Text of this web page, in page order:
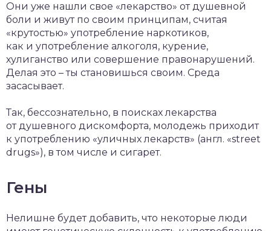
Они уже нашли свое «лекарство» от душевной
боли и живут по своим принципам, считая
«крутостью» употребление наркотиков,
как и употребление алкоголя, курение,
хулиганство или совершение правонарушений.
Делая это – ты становишься своим. Среда
засасывает.
Так, бессознательно, в поисках лекарства
от душевного дискомфорта, молодежь приходит
к употреблению «уличных лекарств» (англ. «street
drugs»), в том числе и сигарет.
Гены
Нелишне будет добавить, что некоторые люди